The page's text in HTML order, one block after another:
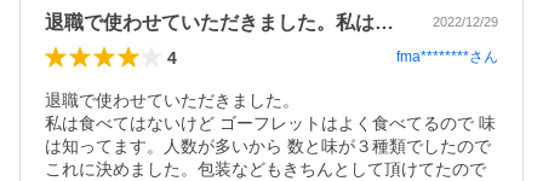
退職で使わせていただきました。私は食べ… 2022/12/29
4 fma********さん
退職で使わせていただきました。
私は食べてはないけど ゴーフレットはよく食べてるので 味
は知ってます。人数が多いから 数と味が３種類でしたので
これに決めました。包装などもきちんとして頂けてたので